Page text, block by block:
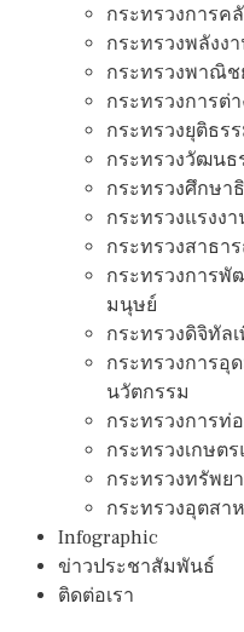
กระทรวงการค
กระทรวงพลังง
กระทรวงพาณิช
กระทรวงการต่
กระทรวงยุติธร
กระทรวงวัฒนธ
กระทรวงศึกษา
กระทรวงแรงง
กระทรวงสาธา
กระทรวงการ
มนุษย์
กระทรวงดิจิทัล
กระทรวงการอุ
นวัตกรรม
กระทรวงการท่
กระทรวงเกษต
กระทรวงทรัพย
กระทรวงอุตสา
Infographic
ข่าวประชาสัมพันธ์
ติดต่อเรา